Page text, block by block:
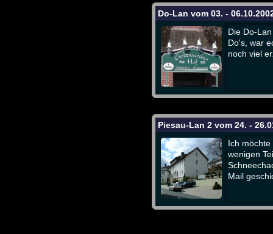
Do-Lan vom 03. -
Die Do-
Do's, war
noch viel
Piesau-Lan 2 vom 24. -
Ich
wenigen
Mail